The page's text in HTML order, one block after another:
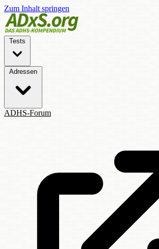
Zum Inhalt springen
Tests
Adressen
ADHS-Forum